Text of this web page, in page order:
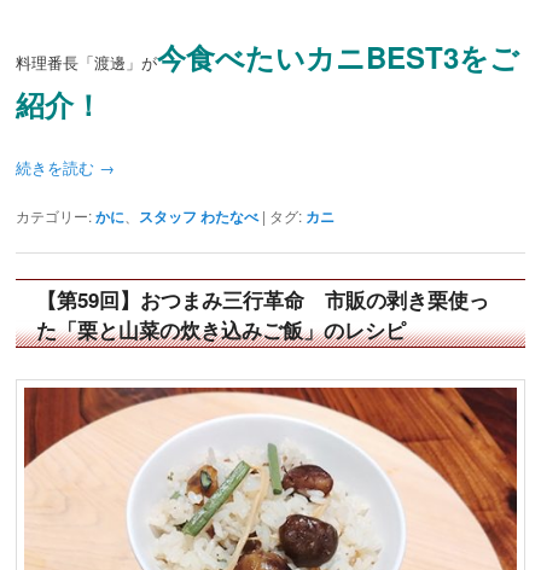
料理番長「渡邊」が今食べたいカニBEST3をご
紹介！
続きを読む →
カテゴリー: かに スタッフ わたなべ | タグ: カニ
【第59回】おつまみ三行革命 市販の剥き栗使っ
た「栗と山菜の炊き込みご飯」のレシピ